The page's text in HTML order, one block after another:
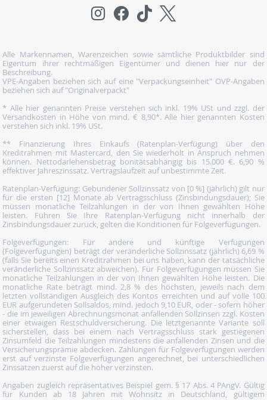
Alle Markennamen, Warenzeichen sowie sämtliche Produktbilder sind
Eigentum ihrer rechtmäßigen Eigentümer und dienen hier nur der
Beschreibung.
VPE-Angaben beziehen sich auf eine "Verpackungseinheit" OVP-Angaben
beziehen sich auf "Originalverpackt"
* Alle hier genannten Preise verstehen sich inkl. 19% USt und zzgl. der
Versandkosten in Höhe von mind. € 8,90*. Alle hier genannten Kosten
verstehen sich inkl. 19% USt.
** Finanzierung Ihres Einkaufs (Ratenplan-Verfügung) über den
Kreditrahmen mit Mastercard, den Sie wiederholt in Anspruch nehmen
können. Nettodarlehensbetrag bonitätsabhängig bis 15.000 €. 6,90 %
effektiver Jahreszinssatz. Vertragslaufzeit auf unbestimmte Zeit.
Ratenplan-Verfügung: Gebundener Sollzinssatz von [0 %] (jährlich) gilt nur
für die ersten [12] Monate ab Vertragsschluss (Zinsbindungsdauer); Sie
müssen monatliche Teilzahlungen in der von Ihnen gewählten Höhe
leisten. Führen Sie Ihre Ratenplan-Verfügung nicht innerhalb der
Zinsbindungsdauer zurück, gelten die Konditionen für Folgeverfügungen.
Folgeverfügungen: Für andere und künftige Verfügungen
(Folgeverfügungen) beträgt der veränderliche Sollzinssatz (jährlich) 6,69 %
(falls Sie bereits einen Kreditrahmen bei uns haben, kann der tatsächliche
veränderliche Sollzinssatz abweichen). Für Folgeverfügungen müssen Sie
monatliche Teilzahlungen in der von Ihnen gewählten Höhe leisten. Die
monatliche Rate beträgt mind. 2,8 % des höchsten, jeweils nach dem
letzten vollständigen Ausgleich des Kontos erreichten und auf volle 100
EUR aufgerundeten Sollsaldos, mind. jedoch 9,10 EUR, oder - sofern höher
- die im jeweiligen Abrechnungsmonat anfallenden Sollzinsen zzgl. Kosten
einer etwaigen Restschuldversicherung. Die letztgenannte Variante soll
sicherstellen, dass bei einem nach Vertragsschluss stark gestiegenen
Zinsumfeld die Teilzahlungen mindestens die anfallenden Zinsen und die
Versicherungsprämie abdecken. Zahlungen für Folgeverfügungen werden
erst auf verzinste Folgeverfügungen angerechnet, bei unterschiedlichen
Zinssätzen zuerst auf die höher verzinsten.
Angaben zugleich repräsentatives Beispiel gem. § 17 Abs. 4 PAngV. Gültig
für Kunden ab 18 Jahren mit Wohnsitz in Deutschland, gültigem